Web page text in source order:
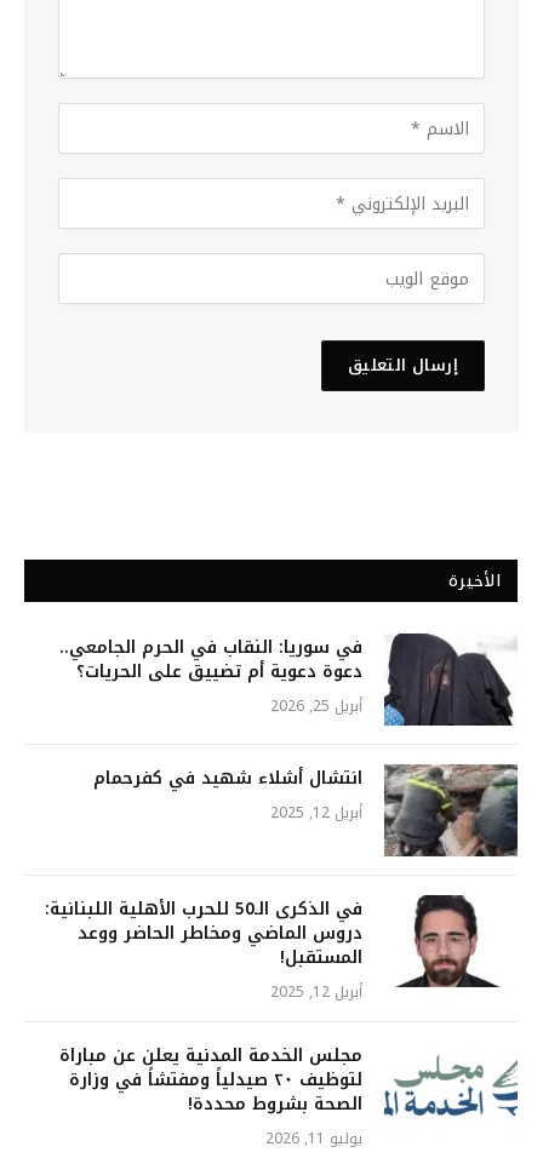
الأخيرة
في سوريا: النقاب في الحرم الجامعي..
دعوة دعوية أم تضييق على الحريات؟
أبريل 25, 2026
انتشال أشلاء شهيد في كفرحمام
أبريل 12, 2025
في الذكرى الـ50 للحرب الأهلية اللبنانية:
دروس الماضي ومخاطر الحاضر ووعد
المستقبل!
أبريل 12, 2025
مجلس الخدمة المدنية يعلن عن مباراة
لتوظيف ٢٠ صيدلياً ومفتشاً في وزارة
الصحة بشروط محددة!
يوليو 11, 2026